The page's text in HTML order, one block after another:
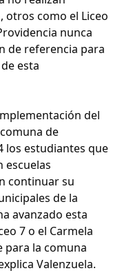
otros como el Liceo
nunca
de referencia para
esta
del
de
los estudiantes que
escuelas
continuar su
de la
avanzado esta
7 o el Carmela
para la comuna
Valenzuela.